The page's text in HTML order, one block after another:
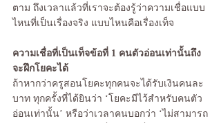
ตาม ถึงเวลาแล้วที่เราจะต้องรู้ว่าความเชื่อแบบ
ไหนที่เป็นเรื่องจริง แบบไหนคือเรื่องเท็จ
ความเชื่อที่เป็นเท็จข้อที่ 1 คนตัวอ่อนเท่านั้นถึง
จะฝึกโยคะได้
ถ้าหากว่าครูสอนโยคะทุกคนจะได้รับเงินคนละ
บาท ทุกครั้งที่ได้ยินว่า ‘โยคะมีไว้สำหรับคนตัว
อ่อนเท่านั้น’ หรือว่าเวลาคนบอกว่า ‘ไม่สามารถ